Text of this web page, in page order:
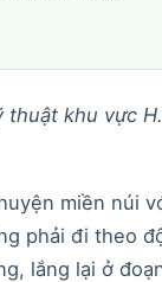
thuật khu vực H.
miền núi
phải đi theo
lắng lại ở